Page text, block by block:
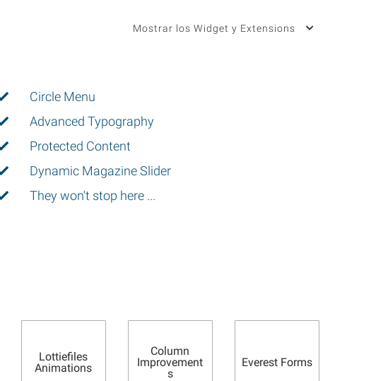
Mostrar los Widget y Extensions
Circle Menu
Advanced Typography
Protected Content
Dynamic Magazine Slider
They won't stop here ...
Lottiefiles
Animations
Column
Improvement
s
Everest Forms